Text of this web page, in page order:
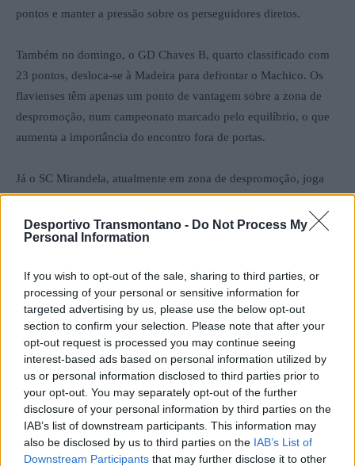
Desportivo Transmontano - Do Not Process My
Personal Information
If you wish to opt-out of the sale, sharing to third parties, or
processing of your personal or sensitive information for
targeted advertising by us, please use the below opt-out
section to confirm your selection. Please note that after your
opt-out request is processed you may continue seeing
interest-based ads based on personal information utilized by
us or personal information disclosed to third parties prior to
your opt-out. You may separately opt-out of the further
disclosure of your personal information by third parties on the
IAB’s list of downstream participants. This information may
also be disclosed by us to third parties on the IAB’s List of
Downstream Participants that may further disclose it to other
pontos e manter a pressão sobre os perseguidores diretos.
Também no domingo, o GD Chaves B, quarto classificado com
23 pontos, desloca-se à Madeira para defrontar o Machico. Os
flavienses têm apenas um ponto de vantagem sobre a zona de
despromoção, num campeonato marcado pelo equilíbrio, o que
aumenta a importância do encontro fora de portas.
Já o SC Mirandela, atualmente em zona de despromoção, joga
no sábado no terreno do Celoricense. A partida marca a estreia
de Miguel Alminhas no comando técnico dos alvinegros, numa
fase determinante da temporada. A equipa transmontana procura
que lhe permita sair dos lugares incómodos da tabela.
Série B: Vila Real em confronto direto
pela permanência
Na Série B, o SC Vila Real enfrenta um desafio crucial na luta
pela manutenção. A formação vila-realense desloca-se ao reduto
do União de Lamas, equipa que também se encontra em zona de
despromoção.